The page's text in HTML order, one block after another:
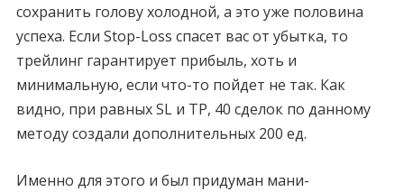
сохранить голову холодной, а это уже половина
успеха. Если Stop-Loss спасет вас от убытка, то
трейлинг гарантирует прибыль, хоть и
минимальную, если что-то пойдет не так. Как
видно, при равных SL и TP, 40 сделок по данному
методу создали дополнительных 200 ед.
Именно для этого и был придуман мани-